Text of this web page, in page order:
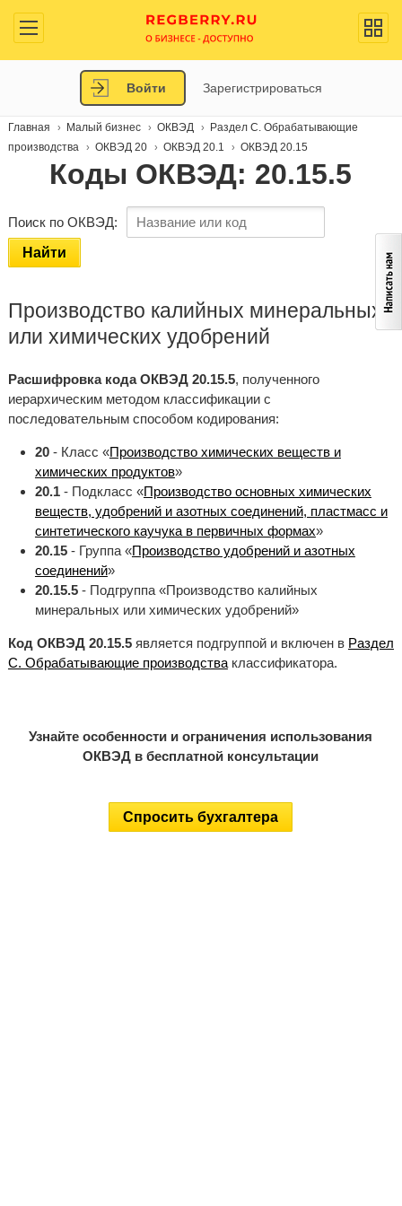
Войти Зарегистрироваться
Главная Малый бизнес ОКВЭД
Раздел C. Обрабатывающие
производства
ОКВЭД 20 ОКВЭД 20.1 ОКВЭД 20.15
Коды ОКВЭД: 20.15.5
Поиск по ОКВЭД:
Найти
Производство калийных минеральных
или химических удобрений
Расшифровка кода ОКВЭД 20.15.5, полученного
иерархическим методом классификации с
последовательным способом кодирования:
20- Класс «Производство химических веществ и
химических продуктов»
20.1- Подкласс «Производство основных химических
веществ, удобрений и азотных соединений, пластмасс и
синтетического каучука в первичных формах»
20.15- Группа «Производство удобрений и азотных
соединений»
20.15.5- Подгруппа «Производство калийных
минеральных или химических удобрений»
Код ОКВЭД 20.15.5является подгруппой и включен в Раздел
C. Обрабатывающие производстваклассификатора.
Узнайте особенности и ограничения использования
ОКВЭД в бесплатной консультации
Спросить бухгалтера